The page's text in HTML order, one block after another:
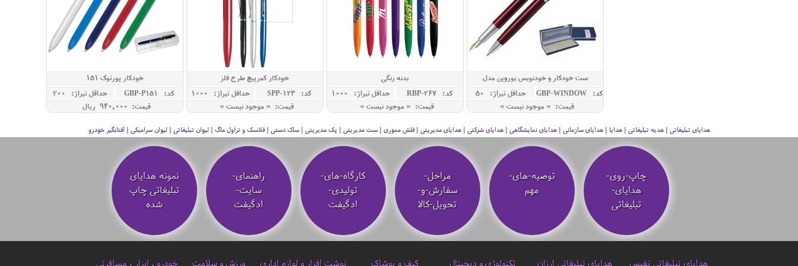
ست خودکار و خودنویس یوروپن مدل
WINDOW
کد: GBP-WINDOW
حداقل تيراژ: 50
قیمت: « موجود نیست »
بدنه رنگی
کد: RBP-267
حداقل تيراژ: 1000
قیمت: « موجود نیست »
خودکار کمرپیچ طرح فلز
کد: SPP-123
حداقل تيراژ: 1000
قیمت: « موجود نیست »
خودکار پورتوک 151
کد: GBP-P151
حداقل تيراژ: 200
قیمت: 940,000 ريال
هدایای تبلیغاتی | هدیه تبلیغاتی | هدایا | هدایای سازمانی | هدایای نمایشگاهی | هدایای شرکتی | هدایای مدیریتی | فلش مموری | ست مدیریتی | پک مدیریتی | ساک دستی | فلاسک و تراول ماگ | لیوان تبلیغاتی | لیوان سرامیکی | آفتابگیر خودرو
چاپ-روی-
هدایای-
تبلیغاتی
توصیه‌-های-
مهم
مراحل-
سفارش-و-
تحویل-کالا
کارگاه-های-
تولیدی-
ادگیفت
راهنمای-
سایت-
ادگیفت
نمونه هدایای
تبلیغاتی چاپ
شده
هدایای تبلیغاتی نفیس هدایای تبلیغاتی ارزان تکنولوژی و دیجیتال کیف و پوشاک نوشت افزار و لوازم اداری ورزش و سلامت خودرو ، ابزار ، مسافرتی